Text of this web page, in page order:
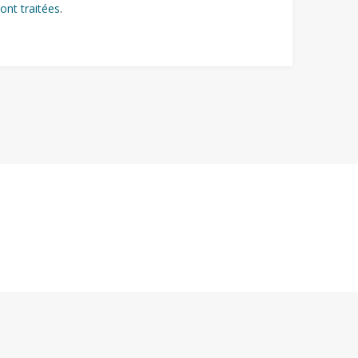
traitées.